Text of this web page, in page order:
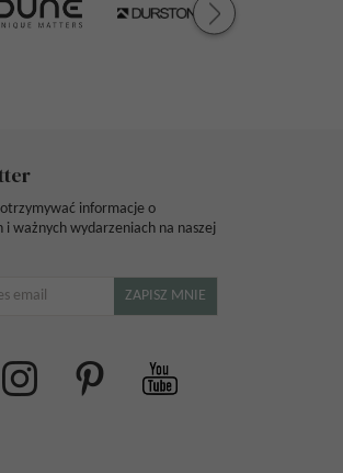
otrzymywać informacje o
i ważnych wydarzeniach na naszej